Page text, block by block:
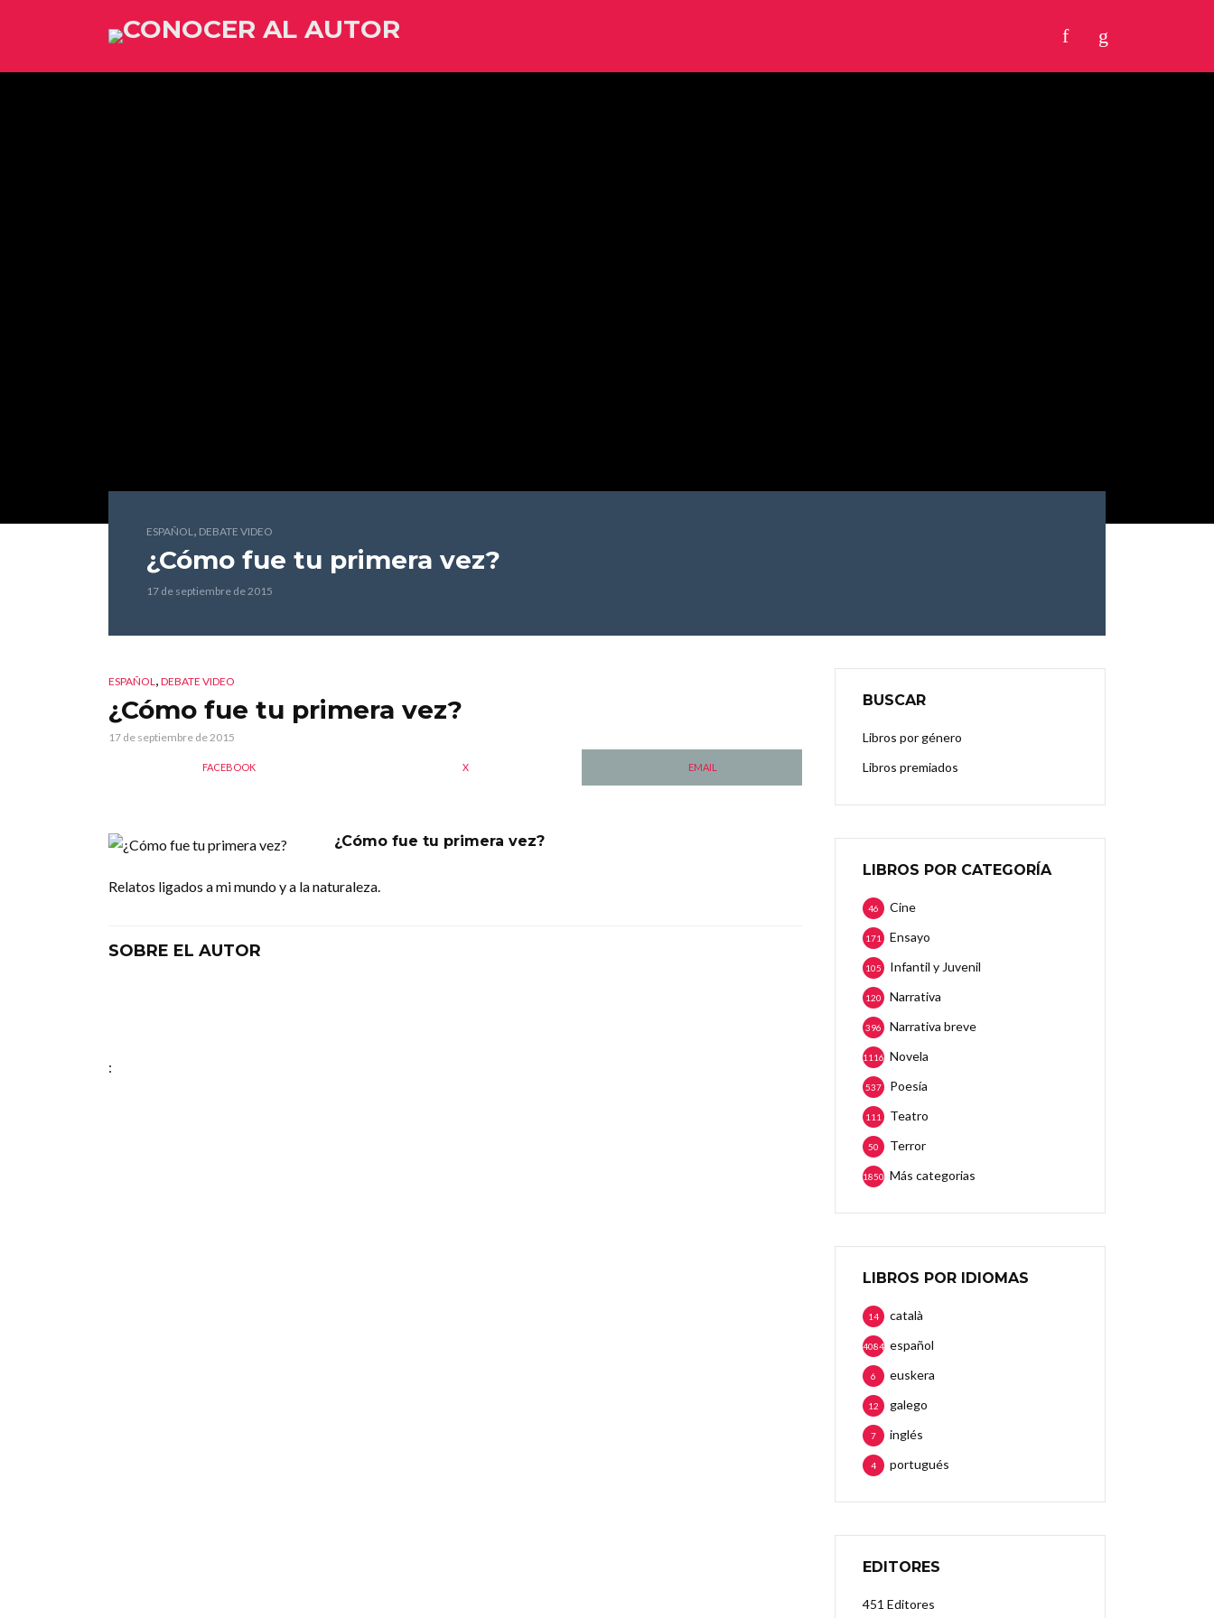
ESPAÑOL, DEBATE VIDEO
¿Cómo fue tu primera vez?
17 de septiembre de 2015
ESPAÑOL, DEBATE VIDEO
¿Cómo fue tu primera vez?
17 de septiembre de 2015
FACEBOOK X EMAIL
¿Cómo fue tu primera vez?
Relatos ligados a mi mundo y a la naturaleza.
SOBRE EL AUTOR
:
BUSCAR
Libros por género
Libros premiados
LIBROS POR CATEGORÍA
Cine
46
Ensayo
171
Infantil y Juvenil
105
Narrativa
120
Narrativa breve
396
Novela
1116
Poesía
537
Teatro
111
Terror
50
Más categorias
1850
LIBROS POR IDIOMAS
català
14
español
4084
euskera
6
galego
12
inglés
7
portugués
4
EDITORES
451 Editores